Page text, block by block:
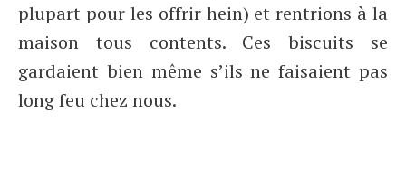
plupart pour les offrir hein) et rentrions à la
maison tous contents. Ces biscuits se
gardaient bien même s’ils ne faisaient pas
long feu chez nous.